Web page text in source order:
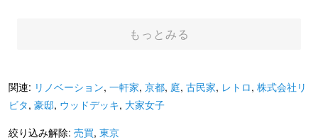
売買
もっとみる
関連: リノベーション, 一軒家, 京都, 庭, 古民家, レトロ, 株式会社リ
ビタ, 豪邸, ウッドデッキ, 大家女子
絞り込み解除: 売買, 東京